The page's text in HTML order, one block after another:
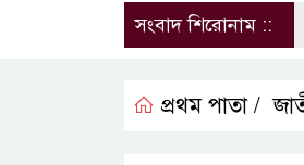
সংবাদ শিরোনাম ::
প্রথম পাতা /